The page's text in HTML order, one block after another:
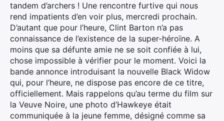
tandem d’archers ! Une rencontre furtive qui nous
rend impatients d’en voir plus, mercredi prochain.
D’autant que pour l’heure, Clint Barton n’a pas
connaissance de l’existence de la super-héroïne. A
moins que sa défunte amie ne se soit confiée à lui,
chose impossible à vérifier pour le moment. Voici la
bande annonce introduisant la nouvelle Black Widow
qui, pour l’heure, ne dispose pas encore de ce titre,
officiellement. Mais rappelons qu’au terme du film sur
la Veuve Noire, une photo d’Hawkeye était
communiquée à la jeune femme, désigné comme sa